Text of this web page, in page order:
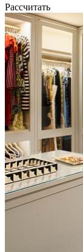
Рассчитать